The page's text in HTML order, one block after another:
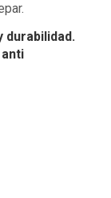
durabilidad.